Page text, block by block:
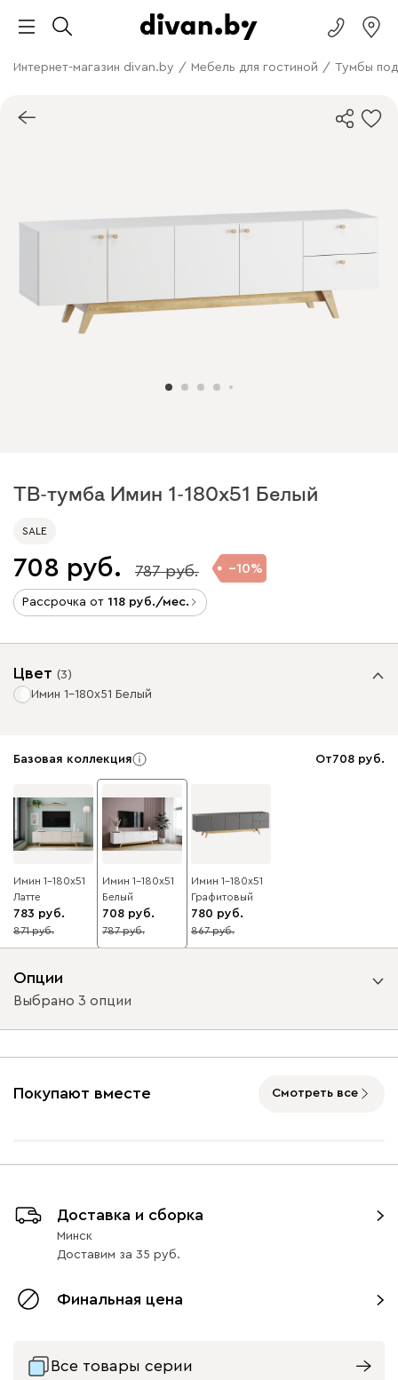
Интернет-магазин divan.by / Мебель для гостиной / Тумбы
ТВ-тумба Имин 1-180x51 Белый
SALE
708 787 10
Рассрочка от 118 /мес.
Цвет (3)
Имин 1-180x51 Белый
Базовая коллекция От708
Имин 1-180x51
Латте
783
10
871
Имин 1-180x51
Белый
708
10
787
Имин 1-180x51
Графитовый
780
10
867
Опции
Выбрано 3 опции
без доводчиков с доводчиками
Вариант исполнения
ящики слева ящики справа
Покупают вместе Смотреть все
Доставка и сборка
Минск
Доставим за 35
Финальная цена
Все товары серии